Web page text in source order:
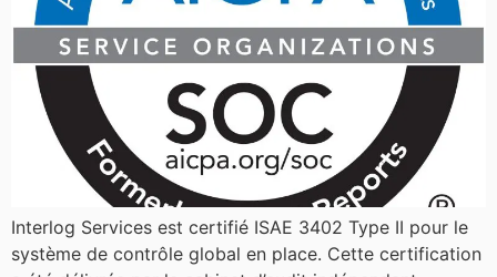
Interlog Services est certifié ISAE 3402 Type II pour le
système de contrôle global en place. Cette certification